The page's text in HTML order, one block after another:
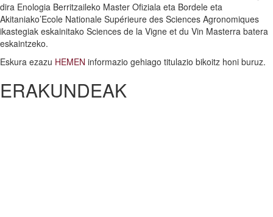
dira Enologia Berritzaileko Master Ofiziala eta Bordele eta
Akitaniako’Ecole Nationale Supérieure des Sciences Agronomiques
ikastegiak eskainitako Sciences de la Vigne et du Vin Masterra batera
eskaintzeko.
Eskura ezazu HEMEN informazio gehiago titulazio bikoitz honi buruz.
ERAKUNDEAK